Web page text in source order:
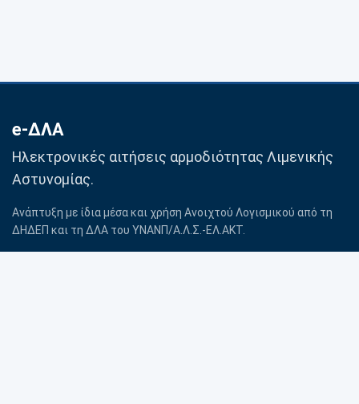
e-ΔΛΑ
Ηλεκτρονικές αιτήσεις αρμοδιότητας Λιμενικής
Αστυνομίας.
Ανάπτυξη με ίδια μέσα και χρήση Ανοιχτού Λογισμικού από τη
ΔΗΔΕΠ και τη ΔΛΑ του ΥΝΑΝΠ/Α.Λ.Σ.-ΕΛ.ΑΚΤ.